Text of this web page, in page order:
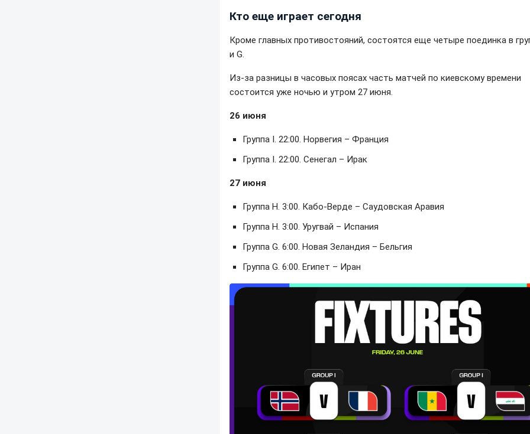
Кто еще играет сегодня
Кроме главных противостояний, состоятся еще четыре поединка в
и G.
Из-за разницы в часовых поясах часть матчей по киевскому времени
состоится уже ночью и утром 27 июня.
26 июня
Группа I. 22:00. Норвегия – Франция
Группа I. 22:00. Сенегал – Ирак
27 июня
Группа H. 3:00. Кабо-Верде – Саудовская Аравия
Группа H. 3:00. Уругвай – Испания
Группа G. 6:00. Новая Зеландия – Бельгия
Группа G. 6:00. Египет – Иран